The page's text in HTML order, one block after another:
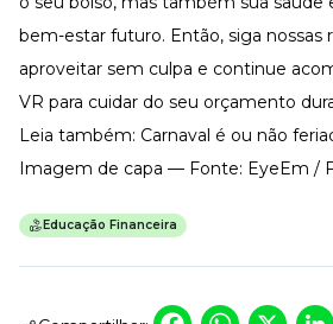
bem-estar futuro. Então, siga nossas
aproveitar sem culpa e continue
VR para cuidar do seu orçamento
Leia também: Carnaval é ou não
Imagem de capa — Fonte: EyeEm /
Educação Financeira